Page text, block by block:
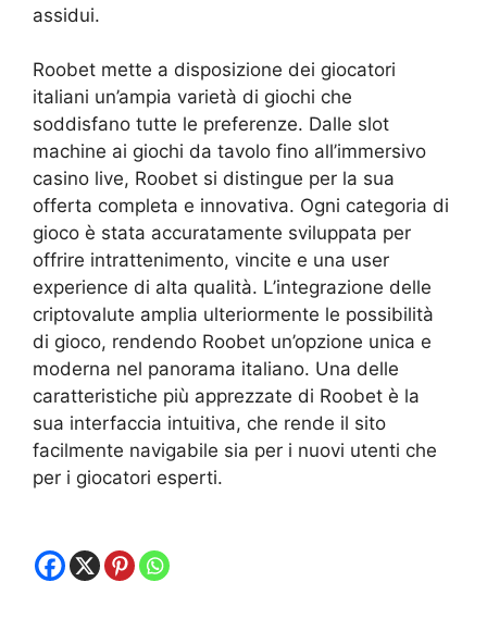
assidui.
Roobet mette a disposizione dei giocatori
italiani un’ampia varietà di giochi che
soddisfano tutte le preferenze. Dalle slot
machine ai giochi da tavolo fino all’immersivo
casino live, Roobet si distingue per la sua
offerta completa e innovativa. Ogni categoria di
gioco è stata accuratamente sviluppata per
offrire intrattenimento, vincite e una user
experience di alta qualità. L’integrazione delle
criptovalute amplia ulteriormente le possibilità
di gioco, rendendo Roobet un’opzione unica e
moderna nel panorama italiano. Una delle
caratteristiche più apprezzate di Roobet è la
sua interfaccia intuitiva, che rende il sito
facilmente navigabile sia per i nuovi utenti che
per i giocatori esperti.